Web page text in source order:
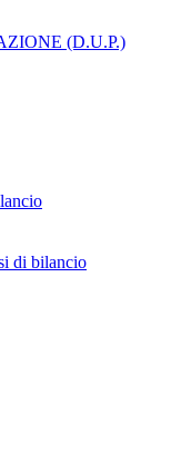
(D.U.P.)
di bilancio